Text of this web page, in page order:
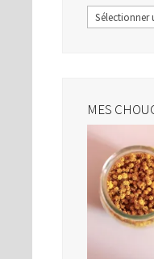
Archives
MES